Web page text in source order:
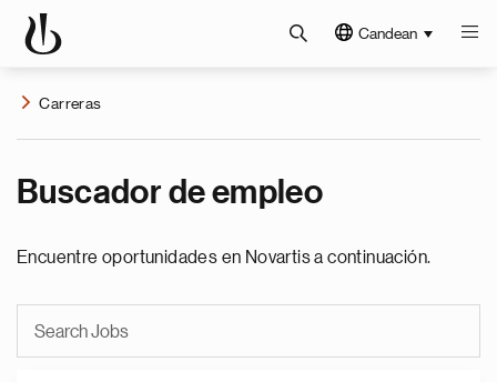
Candean
Carreras
Buscador de empleo
Encuentre oportunidades en Novartis a continuación.